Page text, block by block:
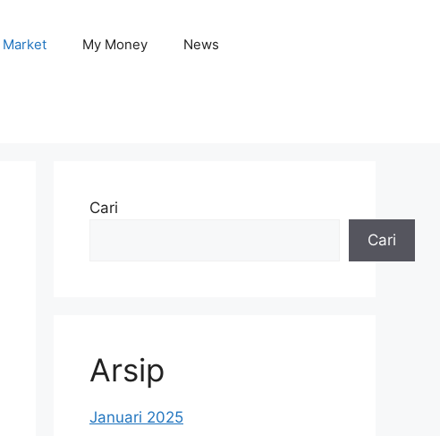
Market My Money News
Cari
Cari
Arsip
Januari 2025